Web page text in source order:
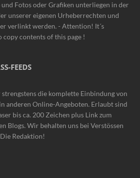
Fotos oder Grafiken unterliegen in der
unserer eigenen Urheberrechten und
verlinkt werden. - Attention! It´s
contents of this page !
FEEDS
die komplette Einbindung von
anderen Online-Angeboten. Erlaubt sind
bis ca. 200 Zeichen plus Link zum
Blogs. Wir behalten uns bei Verstössen
Redaktion!